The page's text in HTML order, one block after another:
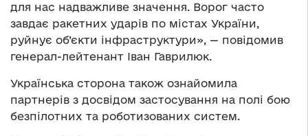
для нас надважливе значення. Ворог часто
завдає ракетних ударів по містах України,
руйнує об’єкти інфраструктури», — повідомив
генерал-лейтенант Іван Гаврилюк.
Українська сторона також ознайомила
партнерів з досвідом застосування на полі бою
безпілотних та роботизованих систем.